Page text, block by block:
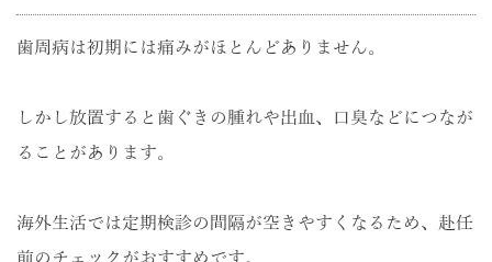
歯周病は初期には痛みがほとんどありません。
しかし放置すると歯ぐきの腫れや出血、口臭などにつなが
ることがあります。
海外生活では定期検診の間隔が空きやすくなるため、赴任